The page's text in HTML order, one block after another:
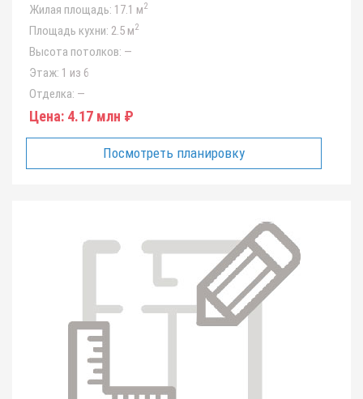
Жилая площадь: 17.1 м2
Площадь кухни: 2.5 м2
Высота потолков: —
Этаж: 1 из 6
Отделка: —
Цена: 4.17 млн ₽
Посмотреть планировку